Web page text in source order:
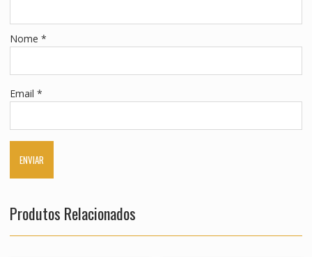
Nome *
Email *
Produtos Relacionados